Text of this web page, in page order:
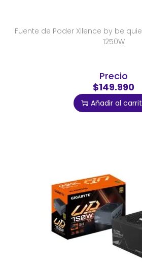
Fuente de Poder Xilence by be quiet!
1250W
Precio
$149.990
Añadir al